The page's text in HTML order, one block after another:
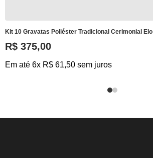
Kit 10 Gravatas Poliéster Tradicional Cerimonial Elo
R$ 375,00
Em até 6x R$ 61,50 sem juros